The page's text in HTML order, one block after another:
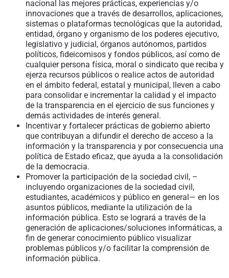
nacional las mejores prácticas, experiencias y/o
innovaciones que a través de desarrollos, aplicaciones,
sistemas o plataformas tecnológicas que la autoridad,
entidad, órgano y organismo de los poderes ejecutivo,
legislativo y judicial, órganos autónomos, partidos
políticos, fideicomisos y fondos públicos, así como de
cualquier persona física, moral o sindicato que reciba y
ejerza recursos públicos o realice actos de autoridad
en el ámbito federal, estatal y municipal, lleven a cabo
para consolidar e incrementar la calidad y el impacto
de la transparencia en el ejercicio de sus funciones y
demás actividades de interés general.
Incentivar y fortalecer prácticas de gobierno abierto
que contribuyan a difundir el derecho de acceso a la
información y la transparencia y por consecuencia una
política de Estado eficaz, que ayuda a la consolidación
de la democracia.
Promover la participación de la sociedad civil, –
incluyendo organizaciones de la sociedad civil,
estudiantes, académicos y público en general— en los
asuntos públicos, mediante la utilización de la
información pública. Esto se logrará a través de la
generación de aplicaciones/soluciones informáticas, a
fin de generar conocimiento público visualizar
problemas públicos y/o facilitar la comprensión de
información pública.